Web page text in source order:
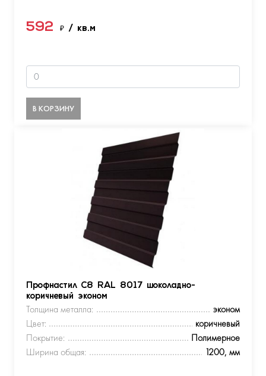
592 ₽ / кв.м
В КОРЗИНУ
Профнастил С8 RAL 8017 шоколадно-
коричневый эконом
Толщина металла:
эконом
Цвет:
коричневый
Покрытие:
Полимерное
Ширина общая:
1200, мм